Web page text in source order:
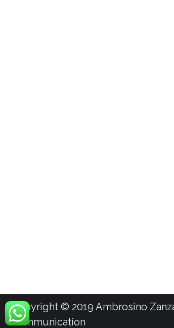
Copyright © 2019 Ambrosino
Communication